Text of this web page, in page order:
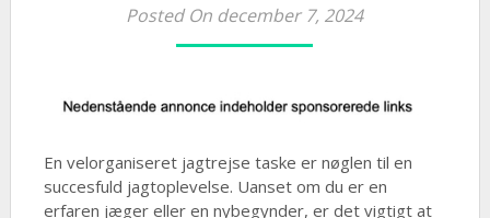
Posted On december 7, 2024
En velorganiseret jagtrejse taske er nøglen til en
succesfuld jagtoplevelse. Uanset om du er en
erfaren jæger eller en nybegynder, er det vigtigt at